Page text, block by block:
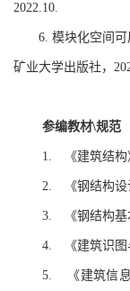
2022.10.
6. 模块化空间
矿业大学出版社，
参编教材\规范
1. 《建筑结
2. 《钢结构
3. 《钢结构
4. 《建筑识
5. 《建筑信